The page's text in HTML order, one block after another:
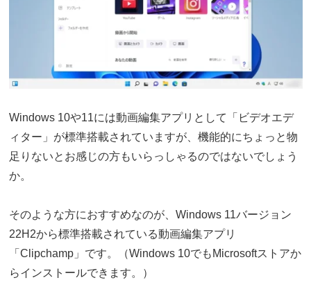
Windows 10や11には動画編集アプリとして「ビデオエデ
ィター」が標準搭載されていますが、機能的にちょっと物
足りないとお感じの方もいらっしゃるのではないでしょう
か。
そのような方におすすめなのが、Windows 11バージョン
22H2から標準搭載されている動画編集アプリ
「Clipchamp」です。（Windows 10でもMicrosoftストアか
らインストールできます。）